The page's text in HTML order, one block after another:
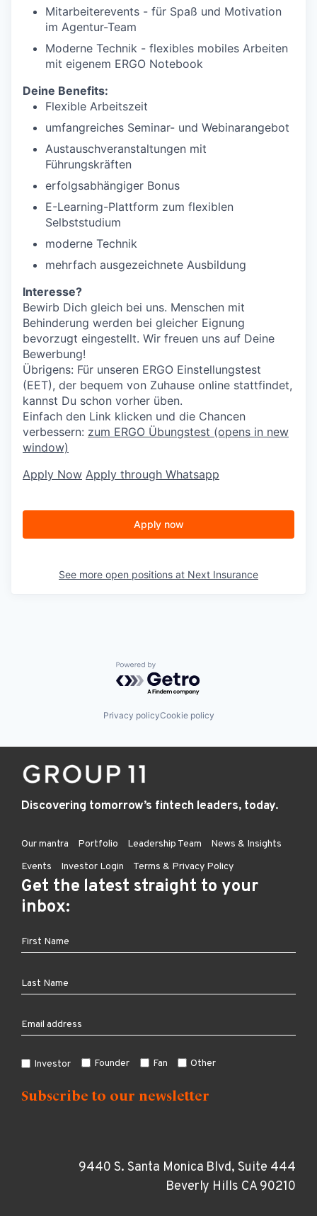
Mitarbeiterevents - für Spaß und Motivation
im Agentur-Team
Moderne Technik - flexibles mobiles Arbeiten
mit eigenem ERGO Notebook
Deine Benefits:
Flexible Arbeitszeit
umfangreiches Seminar- und Webinarangebot
Austauschveranstaltungen mit
Führungskräften
erfolgsabhängiger Bonus
E-Learning-Plattform zum flexiblen
Selbststudium
moderne Technik
mehrfach ausgezeichnete Ausbildung
Interesse?
Bewirb Dich gleich bei uns. Menschen mit
Behinderung werden bei gleicher Eignung
bevorzugt eingestellt. Wir freuen uns auf Deine
Bewerbung!
Übrigens: Für unseren ERGO Einstellungstest
(EET), der bequem von Zuhause online stattfindet,
kannst Du schon vorher üben.
Einfach den Link klicken und die Chancen
verbessern: zum ERGO Übungstest (opens in new
window)
Apply Now Apply through Whatsapp
Apply now
See more open positions at Next Insurance
Powered by Getro.com
Privacy policyCookie policy
Discovering tomorrow’s fintech leaders, today.
Our mantra Portfolio Leadership Team
News & Insights
Events
Investor Login Terms & Privacy Policy
Get the latest straight to your
inbox:
Investor Founder Fan Other
9440 S. Santa Monica Blvd, Suite 444
Beverly Hills CA 90210